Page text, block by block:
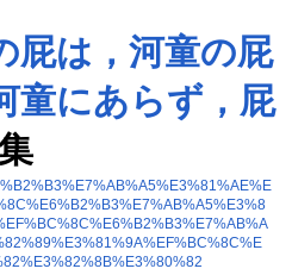
屁は，河童の屁
童にあらず，屁